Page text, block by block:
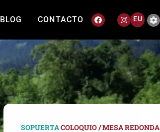
BLOG CONTACTO EU
SOPUERTA|COLOQUIO / MESA REDONDA